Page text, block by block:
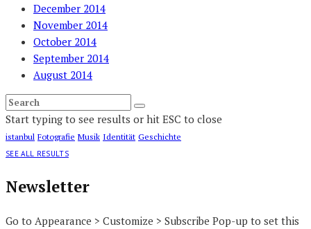
December 2014
November 2014
October 2014
September 2014
August 2014
Start typing to see results or hit ESC to close
istanbul Fotografie Musik Identität Geschichte
SEE ALL RESULTS
Newsletter
Go to Appearance > Customize > Subscribe Pop-up to set this